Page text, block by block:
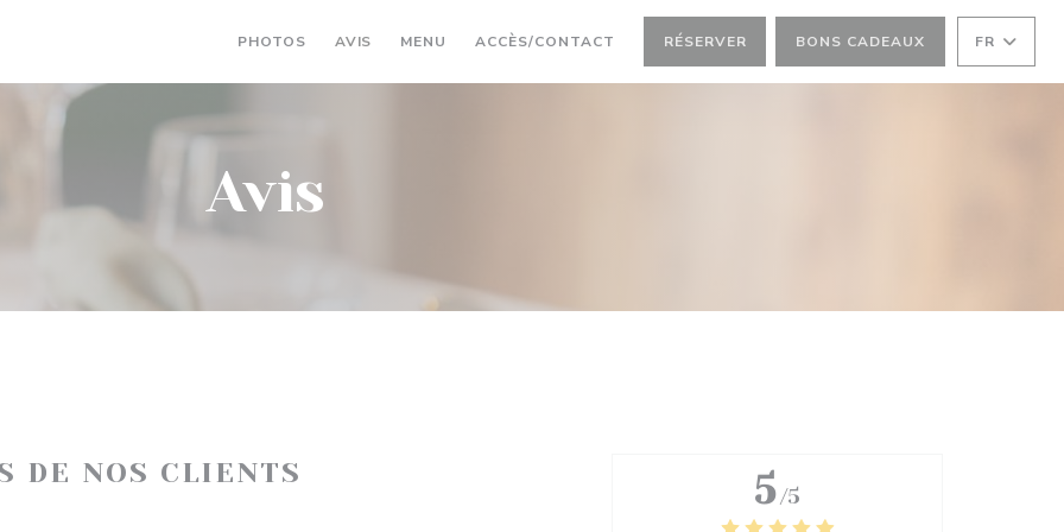
PHOTOS AVIS MENU ((OUVRE UNE NOUVELLE FENÊTRE))
ACCÈS/CONTACT RÉSERVER BONS CADEAUX FR
Avis
DE NOS CLIENTS 5 /5